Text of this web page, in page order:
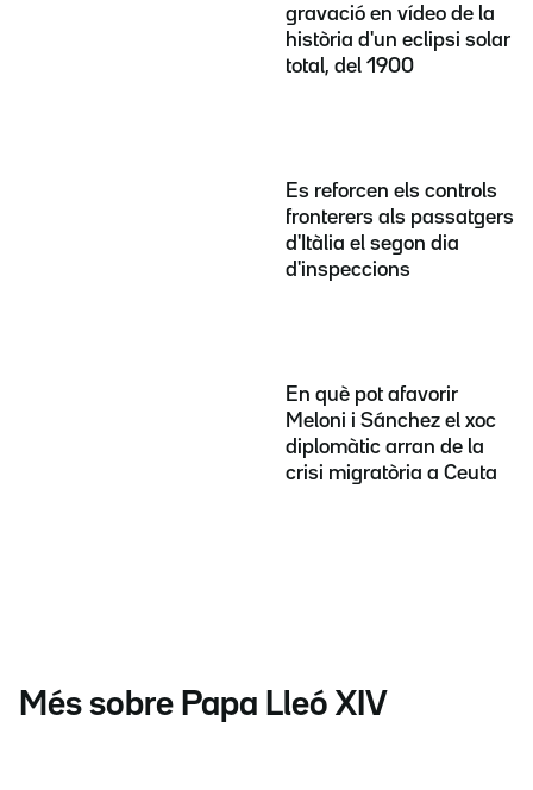
gravació en vídeo de la
història d'un eclipsi solar
total, del 1900
Es reforcen els controls
fronterers als passatgers
d'Itàlia el segon dia
d'inspeccions
En què pot afavorir
Meloni i Sánchez el xoc
diplomàtic arran de la
crisi migratòria a Ceuta
Més sobre Papa Lleó XIV